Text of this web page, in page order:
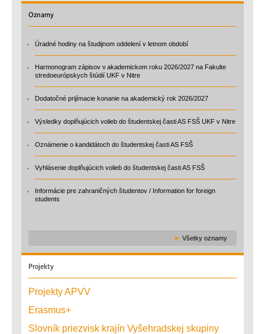
Oznamy
Úradné hodiny na študijnom oddelení v letnom období
Harmonogram zápisov v akademickom roku 2026/2027 na Fakulte
stredoeurópskych štúdií UKF v Nitre
Dodatočné prijímacie konanie na akademický rok 2026/2027
Výsledky doplňujúcich volieb do študentskej časti AS FSŠ UKF v Nitre
Oznámenie o kandidátoch do študentskej časti AS FSŠ
Vyhlásenie doplňujúcich volieb do študentskej časti AS FSŠ
Informácie pre zahraničných študentov / Information for foreign
students
► Všetky oznamy
Projekty
Projekty APVV
Erasmus+
Slovník priezvisk krajín Vyšehradskej skupiny